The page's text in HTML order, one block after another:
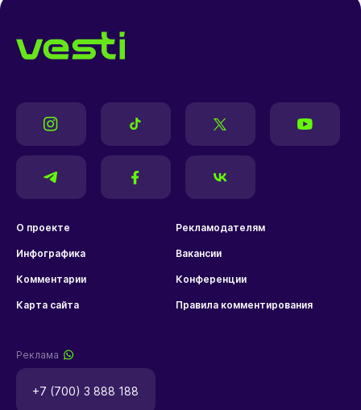
О проекте Рекламодателям
Инфографика Вакансии
Комментарии Конференции
Карта сайта Правила комментирования
Реклама
+7 (700) 3 888 188